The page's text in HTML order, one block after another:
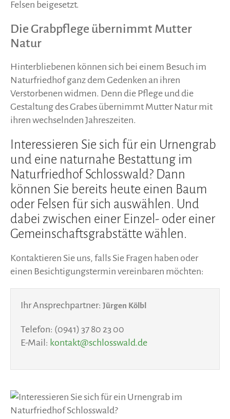
Felsen beigesetzt.
Die Grabpflege übernimmt Mutter
Natur
Hinterbliebenen können sich bei einem Besuch im
Naturfriedhof ganz dem Gedenken an ihren
Verstorbenen widmen. Denn die Pflege und die
Gestaltung des Grabes übernimmt Mutter Natur mit
ihren wechselnden Jahreszeiten.
Interessieren Sie sich für ein Urnengrab
und eine naturnahe Bestattung im
Naturfriedhof Schlosswald? Dann
können Sie bereits heute einen Baum
oder Felsen für sich auswählen. Und
dabei zwischen einer Einzel- oder einer
Gemeinschaftsgrabstätte wählen.
Kontaktieren Sie uns, falls Sie Fragen haben oder
einen Besichtigungstermin vereinbaren möchten:
Ihr Ansprechpartner: Jürgen Kölbl
Telefon: (0941) 37 80 23 00
E-Mail: kontakt@schlosswald.de